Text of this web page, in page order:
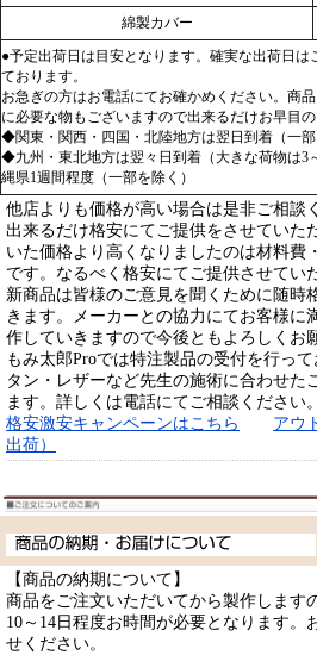
綿製カバー
●予定出荷日は目安となります。確実な出荷日は
ております。
お急ぎの方はお電話にてお確かめください。商
に必要な物もございますので出来るだけお早目の
◆関東・関西・四国・北陸地方は翌日到着（一部
◆九州・東北地方は翌々日到着（大きな荷物は3
縄県1週間程度（一部を除く）
他店よりも価格が高い場合は是非ご相談
出来るだけ格安にてご提供をさせていた
いた価格より高くなりましたのは材料費
です。なるべく格安にてご提供させてい
新商品は皆様のご意見を聞くために随時
きます。メーカーとの協力にてお客様に
作していきますので今後ともよろしくお
もみ太郎Proでは特注製品の受付を行っ
タン・レザーなど先生の施術に合わせた
ます。詳しくは電話にてご相談ください。
格安激安キャンペーンはこちら
アウ
出荷）
【商品の納期について】
商品をご注文いただいてから製作します
10～14日程度お時間が必要となります。
せください。